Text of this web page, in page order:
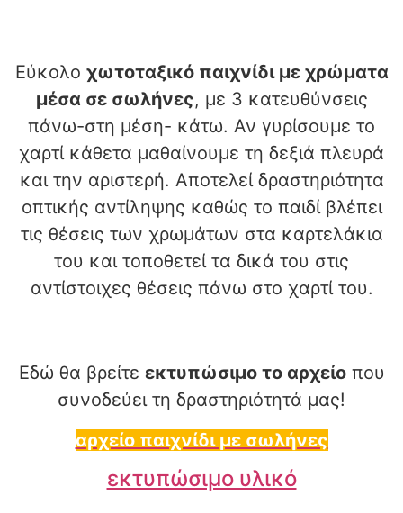
Εύκολο χωτοταξικό παιχνίδι με χρώματα
μέσα σε σωλήνες, με 3 κατευθύνσεις
πάνω-στη μέση- κάτω. Αν γυρίσουμε το
χαρτί κάθετα μαθαίνουμε τη δεξιά πλευρά
και την αριστερή. Αποτελεί δραστηριότητα
οπτικής αντίληψης καθώς το παιδί βλέπει
τις θέσεις των χρωμάτων στα καρτελάκια
του και τοποθετεί τα δικά του στις
αντίστοιχες θέσεις πάνω στο χαρτί του.
Εδώ θα βρείτε εκτυπώσιμο το αρχείοπου
συνοδεύει τη δραστηριότητά μας!
αρχείο παιχνίδι με σωλήνες
εκτυπώσιμο υλικό